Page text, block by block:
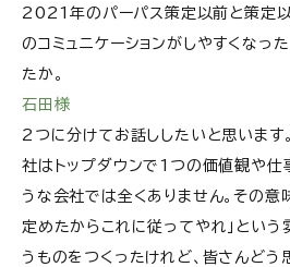
2021年のパーパス策定以前と策定以
のコミュニケーションがしやすくなっ
たか。
石田様
2つに分けてお話ししたいと思います
社はトップダウンで1つの価値観や仕
うな会社では全くありません。その意
定めたからこれに従ってやれ」という
うものをつくったけれど、皆さんどう